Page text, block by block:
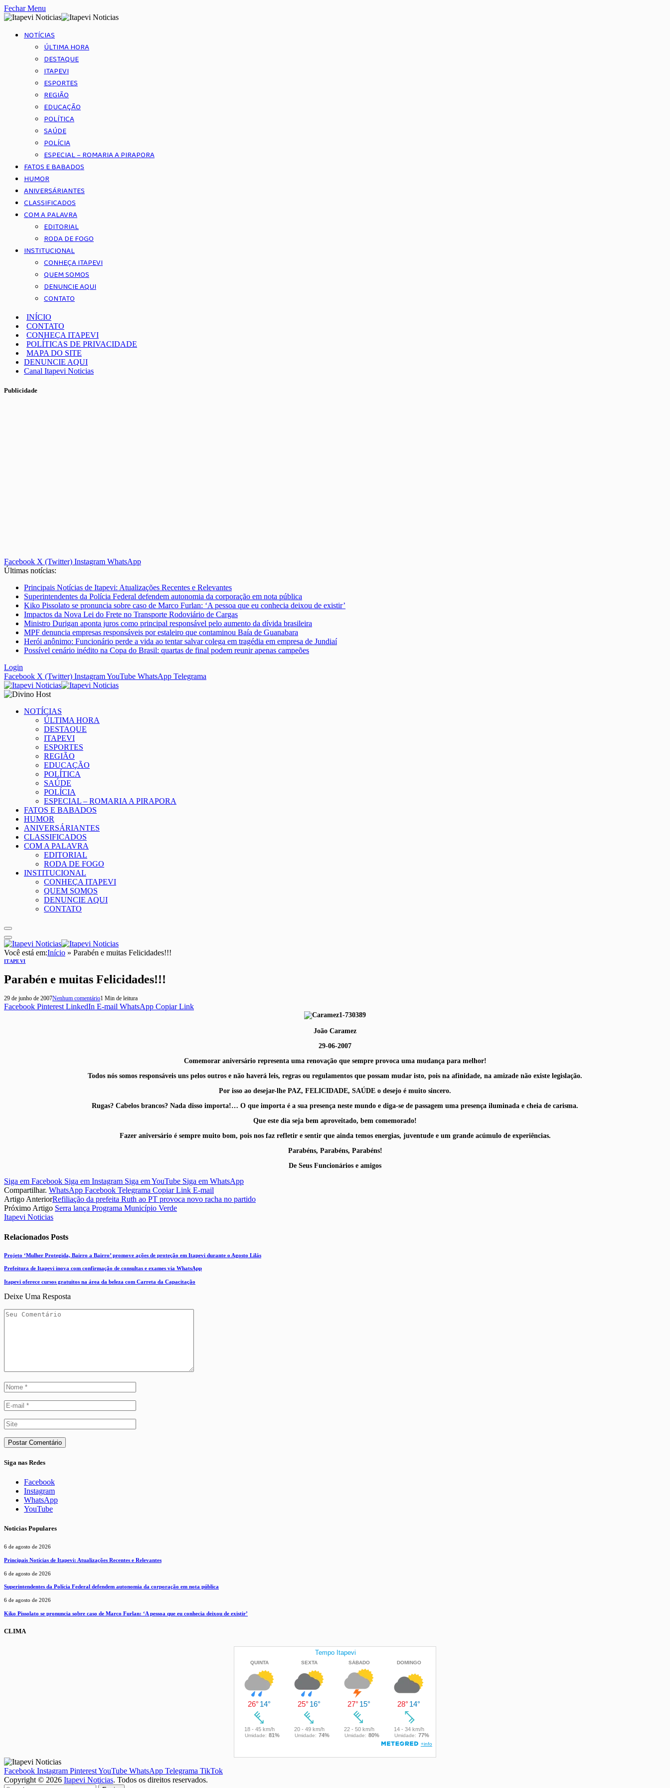
Fechar Menu
NOTÍCIAS
ÚLTIMA HORA
DESTAQUE
ITAPEVI
ESPORTES
REGIÃO
EDUCAÇÃO
POLÍTICA
SAÚDE
POLÍCIA
ESPECIAL – ROMARIA A PIRAPORA
FATOS E BABADOS
HUMOR
ANIVERSÁRIANTES
CLASSIFICADOS
COM A PALAVRA
EDITORIAL
RODA DE FOGO
INSTITUCIONAL
CONHEÇA ITAPEVI
QUEM SOMOS
DENUNCIE AQUI
CONTATO
INÍCIO
CONTATO
CONHEÇA ITAPEVI
POLÍTICAS DE PRIVACIDADE
MAPA DO SITE
DENUNCIE AQUI
Canal Itapevi Noticias
Publicidade
Facebook X (Twitter) Instagram WhatsApp
Últimas notícias:
Principais Notícias de Itapevi: Atualizações Recentes e Relevantes
Superintendentes da Polícia Federal defendem autonomia da corporação em nota pública
Kiko Pissolato se pronuncia sobre caso de Marco Furlan: ‘A pessoa que eu conhecia deixou de existir’
Impactos da Nova Lei do Frete no Transporte Rodoviário de Cargas
Ministro Durigan aponta juros como principal responsável pelo aumento da dívida brasileira
MPF denuncia empresas responsáveis por estaleiro que contaminou Baía de Guanabara
Herói anônimo: Funcionário perde a vida ao tentar salvar colega em tragédia em empresa de Jundiaí
Possível cenário inédito na Copa do Brasil: quartas de final podem reunir apenas campeões
Login
Facebook X (Twitter) InstagramYouTube WhatsApp Telegrama
NOTÍCIAS
ÚLTIMA HORA
DESTAQUE
ITAPEVI
ESPORTES
REGIÃO
EDUCAÇÃO
POLÍTICA
SAÚDE
POLÍCIA
ESPECIAL – ROMARIA A PIRAPORA
FATOS E BABADOS
HUMOR
ANIVERSÁRIANTES
CLASSIFICADOS
COM A PALAVRA
EDITORIAL
RODA DE FOGO
INSTITUCIONAL
CONHEÇA ITAPEVI
QUEM SOMOS
DENUNCIE AQUI
CONTATO
Você está em:Início » Parabén e muitas Felicidades!!!
ITAPEVI
Parabén e muitas Felicidades!!!
29 de junho de 2007Nenhum comentário1 Min de leitura
Facebook Pinterest LinkedIn E-mail WhatsApp Copiar Link
João Caramez
29-06-2007
Comemorar aniversário representa uma renovação que sempre provoca uma mudança para melhor!
Todos nós somos responsáveis uns pelos outros e não haverá leis, regras ou regulamentos que possam mudar isto, pois na afinidade, na amizade não existe legislação.
Por isso ao desejar-lhe PAZ, FELICIDADE, SAÚDE o desejo é muito sincero.
Rugas? Cabelos brancos? Nada disso importa!… O que importa é a sua presença neste mundo e diga-se de passagem uma presença iluminada e cheia de carisma.
Que este dia seja bem aproveitado, bem comemorado!
Fazer aniversário é sempre muito bom, pois nos faz refletir e sentir que ainda temos energias, juventude e um grande acúmulo de experiências.
Parabéns, Parabéns, Parabéns!
De Seus Funcionários e amigos
Siga em Facebook Siga em Instagram Siga em YouTube Siga em WhatsApp
Compartilhar. WhatsApp Facebook Telegrama Copiar Link E-mail
Artigo AnteriorRefiliação da prefeita Ruth ao PT provoca novo racha no partido
Próximo Artigo Serra lança Programa Município Verde
Itapevi Noticias
Relacionados Posts
Projeto ‘Mulher Protegida, Bairro a Bairro’ promove ações de proteção em Itapevi durante o Agosto Lilás
Prefeitura de Itapevi inova com confirmação de consultas e exames via WhatsApp
Itapevi oferece cursos gratuitos na área da beleza com Carreta da Capacitação
Deixe Uma Resposta
Siga nas Redes
Facebook
Instagram
WhatsApp
YouTube
Noticias Populares
6 de agosto de 2026
Principais Notícias de Itapevi: Atualizações Recentes e Relevantes
6 de agosto de 2026
Superintendentes da Polícia Federal defendem autonomia da corporação em nota pública
6 de agosto de 2026
Kiko Pissolato se pronuncia sobre caso de Marco Furlan: ‘A pessoa que eu conhecia deixou de existir’
CLIMA
Facebook Instagram PinterestYouTube WhatsApp Telegrama TikTok
Copyright © 2026 Itapevi Noticias. Todos os direitos reservados.